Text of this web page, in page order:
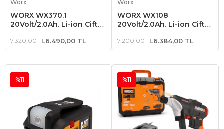
Worx
WORX WX370.1
20Volt/2.0Ah. Li-ion Çift
Darbeli Matkap
7.320,00 TL6.490,00 TL
Worx
WORX WX108
20Volt/2.0Ah. Li-ion Çift
Matkap
7.200,00 TL6.384,00 TL
%11 %11